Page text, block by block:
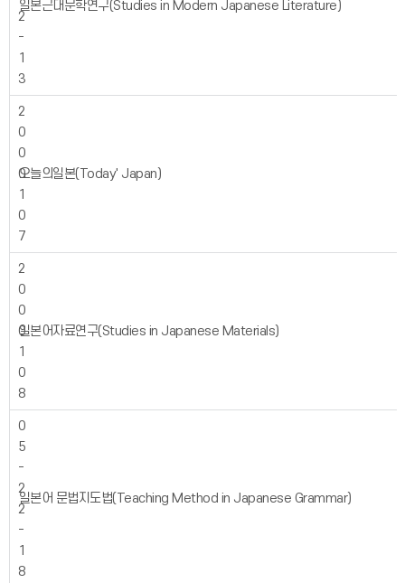
2
-
1
3
일본근대문학연구(Studies in Modern Japanese Literature)
2
0
0
0
1
0
7
오늘의일본(Today' Japan)
2
0
0
0
1
0
8
일본어자료연구(Studies in Japanese Materials)
0
5
-
2
2
-
1
8
일본어 문법지도법(Teaching Method in Japanese Grammar)